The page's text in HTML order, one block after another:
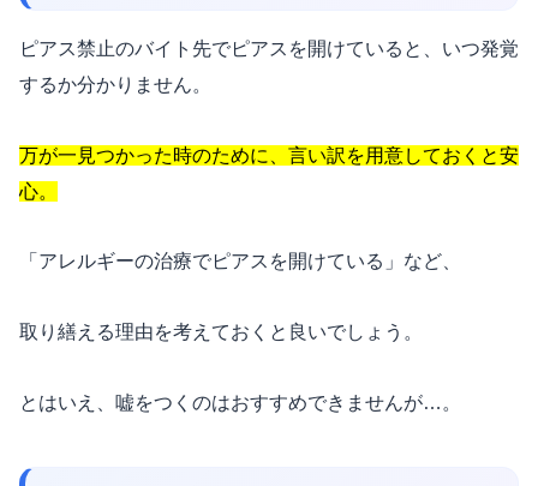
ピアス禁止のバイト先でピアスを開けていると、いつ発覚
するか分かりません。
万が一見つかった時のために、言い訳を用意しておくと安
心。
「アレルギーの治療でピアスを開けている」など、
取り繕える理由を考えておくと良いでしょう。
とはいえ、嘘をつくのはおすすめできませんが…。